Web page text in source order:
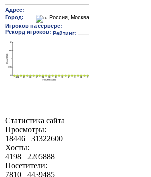
Статистика сайта
Просмотры:
18446
31322600
Хосты:
4198
2205888
Посетители:
7810
4439485